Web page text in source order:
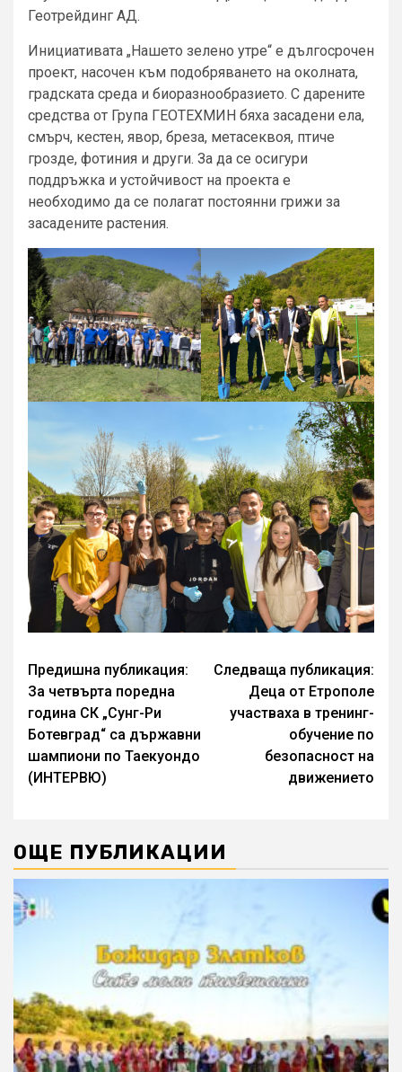
Геотрейдинг АД.
Инициативата „Нашето зелено утре“ е дългосрочен
проект, насочен към подобряването на околната,
градската среда и биоразнообразието. С дарените
средства от Група ГЕОТЕХМИН бяха засадени ела,
смърч, кестен, явор, бреза, метасеквоя, птиче
грозде, фотиния и други. За да се осигури
поддръжка и устойчивост на проекта е
необходимо да се полагат постоянни грижи за
засадените растения.
Continue
Reading
Предишна публикация:
За четвърта поредна
година СК „Сунг-Ри
Ботевград“ са държавни
шампиони по Таекуондо
(ИНТЕРВЮ)
Следваща публикация:
Деца от Етрополе
участваха в тренинг-
обучение по
безопасност на
движението
ОЩЕ ПУБЛИКАЦИИ